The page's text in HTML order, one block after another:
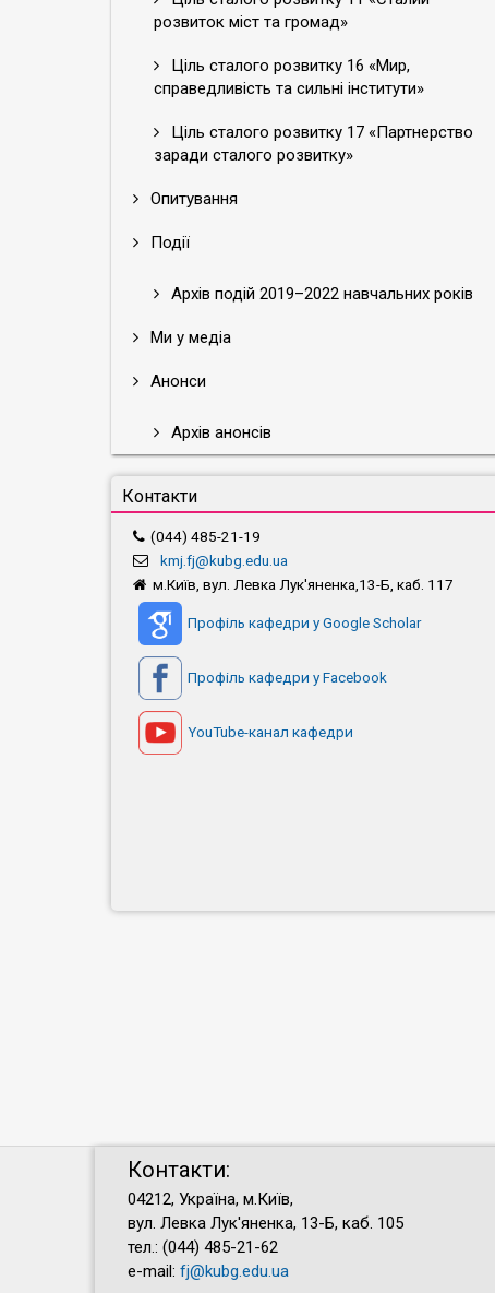
розвиток міст та громад»
Ціль сталого розвитку 16 «Мир,
справедливість та сильні інститути»
Ціль сталого розвитку 17 «Партнерство
заради сталого розвитку»
Опитування
Події
Архів подій 2019–2022 навчальних років
Ми у медіа
Анонси
Архів анонсів
Контакти
(044) 485-21-19
kmj.fj@kubg.edu.ua
м.Київ, вул. Левка Лук'яненка,13-Б, каб. 117
Профіль кафедри у Google Scholar
Профіль кафедри у Facebook
YouTube-канал кафедри
Контакти:
04212, Україна, м.Київ,
вул. Левка Лук'яненка, 13-Б, каб. 105
тел.: (044) 485-21-62
e-mail: fj@kubg.edu.ua